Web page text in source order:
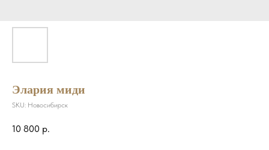
Элария миди
SKU: Новосибирск
10 800 р.